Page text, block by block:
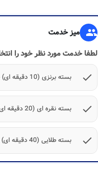
group میز خدمت
لطفا خدمت مورد نظر خود را
check
بسته برنزی (10 دقیقه ای) سایت پست یافته
check بسته نقره ای (20 دقیقه ای) سایت پست یافته
check بسته طلایی (40 دقیقه ای) سایت پست یافته